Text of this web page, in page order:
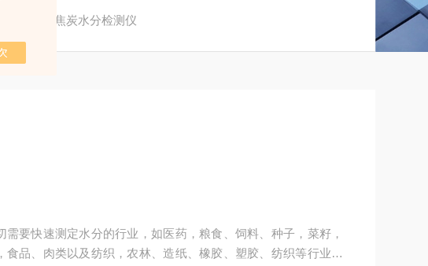
/ 焦炭水分检测仪
要快速测定水分的行业，如医药，粮食、饲料、种子，菜籽，
食品、肉类以及纺织，农林、造纸、橡胶、塑胶、纺织等行业中